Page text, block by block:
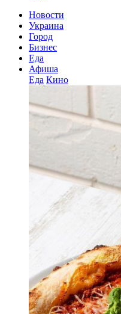
Новости
Украина
Город
Бизнес
Еда
Афиша
Еда Кино